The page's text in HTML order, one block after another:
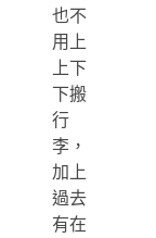
也不
用上
上下
下搬
行
李，
加上
過去
有在